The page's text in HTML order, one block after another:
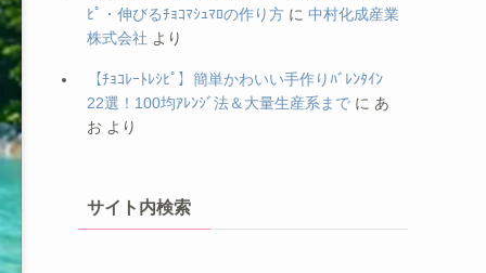
ﾋﾟ・伸びるﾁｮｺﾏｼｭﾏﾛの作り方 に 中村化成産業
株式会社 より
【ﾁｮｺﾚｰﾄﾚｼﾋﾟ】簡単かわいい手作りﾊﾞﾚﾝﾀｲﾝ
22選！100均ｱﾚﾝｼﾞ法＆大量生産系まで に あ
お より
サイト内検索